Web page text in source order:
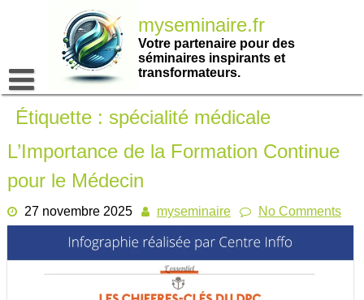
myseminaire.fr
Votre partenaire pour des
séminaires inspirants et
transformateurs.
Étiquette : spécialité médicale
L’Importance de la Formation Continue
pour le Médecin
27 novembre 2025 myseminaire No Comments